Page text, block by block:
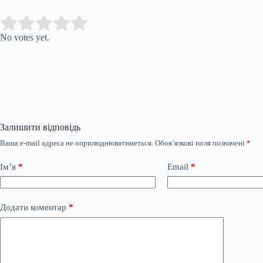
Rate this item:
No votes yet.
Залишити відповідь
Ваша e-mail адреса не оприлюднюватиметься. Обов’язкові поля позначені *
Ім’я * Email *
Додати коментар *